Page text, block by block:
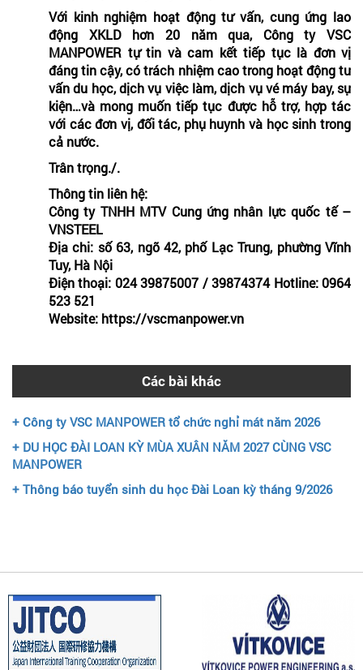
Với kinh nghiệm hoạt động tư vấn, cung ứng lao
động XKLD hơn 20 năm qua, Công ty VSC
MANPOWER tự tin và cam kết tiếp tục là đơn vị
đáng tin cậy, có trách nhiệm cao trong hoạt động tư
vấn du học, dịch vụ việc làm, dịch vụ vé máy bay, sự
kiện…và mong muốn tiếp tục được hỗ trợ, hợp tác
với các đơn vị, đối tác, phụ huynh và học sinh trong
cả nước.
Trân trọng./.
Thông tin liên hệ:
Công ty TNHH MTV Cung ứng nhân lực quốc tế –
VNSTEEL
Địa chi: số 63, ngõ 42, phố Lạc Trung, phường Vĩnh
Tuy, Hà Nội
Điện thoại: 024 39875007 / 39874374 Hotline: 0964
523 521
Website: https://vscmanpower.vn
Các bài khác
+ Công ty VSC MANPOWER tổ chức nghỉ mát năm 2026
+ DU HỌC ĐÀI LOAN KỲ MÙA XUÂN NĂM 2027 CÙNG VSC
MANPOWER
+ Thông báo tuyển sinh du học Đài Loan kỳ tháng 9/2026